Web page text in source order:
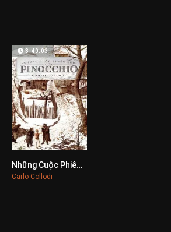
0
3:40:03
Những Cuộc Phiêu Lưu Của Pinocchio
Carlo Collodi